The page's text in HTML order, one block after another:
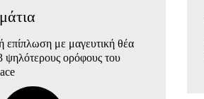
επίπλωση με μαγευτική θέα
ψηλότερους ορόφους του